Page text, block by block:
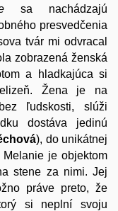
sa nachádzajú
presvedčenia
tvár mi odvracal
zobrazená ženská
a hladkajúca si
Žena je na
ľudskosti, slúži
dostáva jedinú
), do unikátnej
je objektom
stene za nimi. Jej
práve preto, že
si neplní svoju